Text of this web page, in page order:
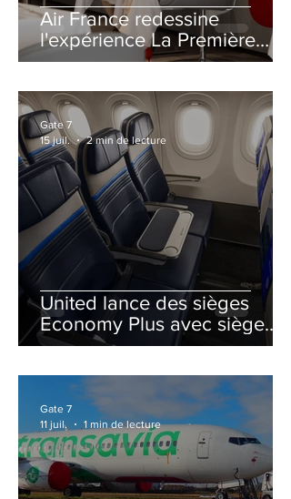
Air France redessine
l'expérience La Première
avec un salon entièrement
United lance des sièges
Economy Plus avec siège
central neutralisé
Gate 7
15 juil.
2 min de lecture
Gate 7
11 juil.
1 min de lecture